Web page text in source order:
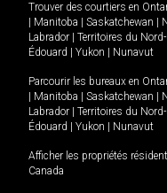
Trouver des courtiers en
Manitoba Saskatchewan
Labrador
Territoires du
Édouard
Yukon Nunavut
Parcourir les bureaux en
Manitoba Saskatchewan
Labrador
Territoires du
Édouard
Yukon Nunavut
Afficher les propriétés
Canada